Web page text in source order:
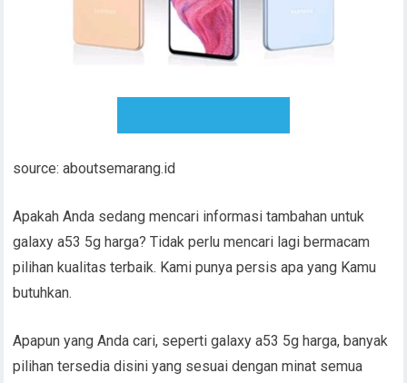
source: aboutsemarang.id
Apakah Anda sedang mencari informasi tambahan untuk
galaxy a53 5g harga? Tidak perlu mencari lagi bermacam
pilihan kualitas terbaik. Kami punya persis apa yang Kamu
butuhkan.
Apapun yang Anda cari, seperti galaxy a53 5g harga, banyak
pilihan tersedia disini yang sesuai dengan minat semua